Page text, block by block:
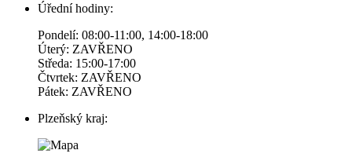
Úřední hodiny:
Pondelí: 08:00-11:00, 14:00-18:00
Úterý: ZAVŘENO
Středa: 15:00-17:00
Čtvrtek: ZAVŘENO
Pátek: ZAVŘENO
Plzeňský kraj: